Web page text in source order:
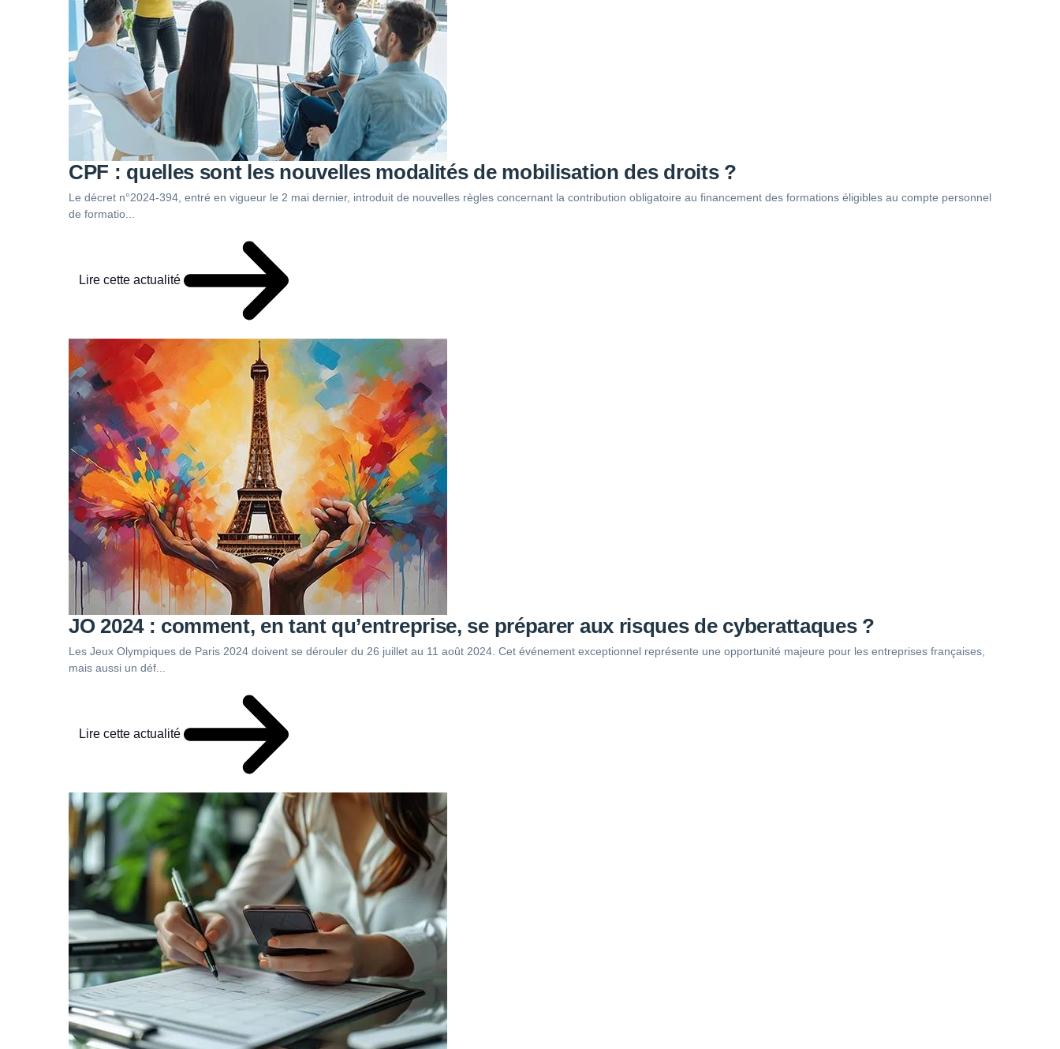
CPF : quelles sont les nouvelles modalités de mobilisation des droits ?
Le décret n°2024-394, entré en vigueur le 2 mai dernier, introduit de nouvelles règles concernant la contribution obligatoire au financement des formations éligibles au compte personnel
de formatio...
Lire cette actualité
JO 2024 : comment, en tant qu’entreprise, se préparer aux risques de cyberattaques ?
Les Jeux Olympiques de Paris 2024 doivent se dérouler du 26 juillet au 11 août 2024. Cet événement exceptionnel représente une opportunité majeure pour les entreprises françaises,
mais aussi un déf...
Lire cette actualité